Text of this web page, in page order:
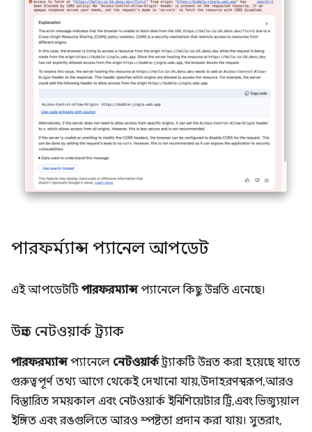
পারফর্ম্যান্স প্যানেল আপডেট
এই আপডেটটিপারফরম্যান্সপ্যানেলে কিছু উন্নতি এনেছে।
উন্নত নেটওয়ার্ক ট্র্যাক
পারফরম্যান্সপ্যানেলে নেটওয়ার্কট্র্যাকটি উন্নত করা হয়েছে যাতে
গুরুত্বপূর্ণ তথ্য আগে থেকেই দেখানো যায়, উদাহরণস্বরূপ, আরও
বিস্তারিত সময়কাল এবং নেটওয়ার্ক ইনিশিয়েটার ট্রি, এবং ভিজ্যুয়াল
ইঙ্গিত এবং রঙগুলিতে আরও স্পষ্টতা প্রদান করা যায়। সুতরাং,